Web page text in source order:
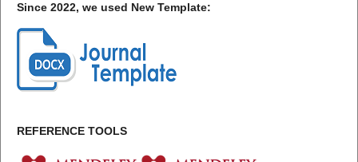
Since 2022, we used New Template:
REFERENCE TOOLS